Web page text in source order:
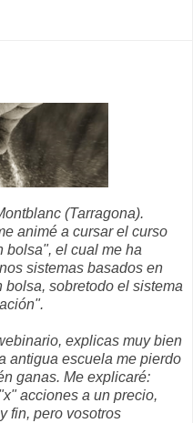
(Tarragona).
animé a cursar el curso
bolsa", el cual me ha
sistemas basados en
sobretodo el sistema
explicas muy bien
antigua escuela me pierdo
ganas. Me explicaré:
acciones a un precio,
fin, pero vosotros